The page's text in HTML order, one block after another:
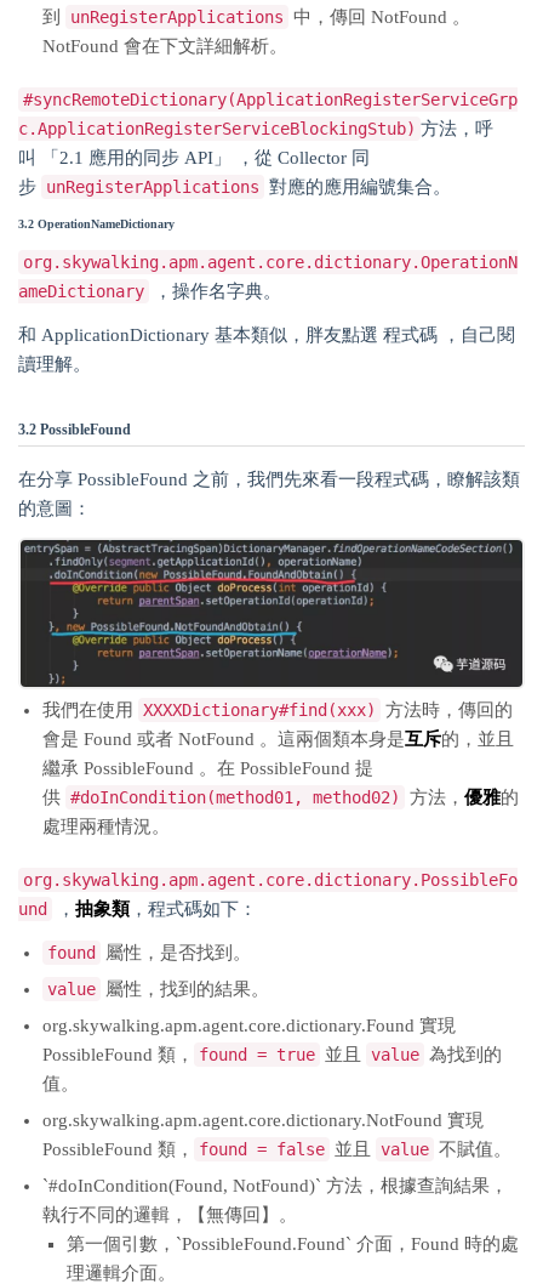
到
unRegisterApplications 中，傳回 NotFound 。
NotFound 會在下文詳細解析。
#syncRemoteDictionary(ApplicationRegisterServiceGrp
c.ApplicationRegisterServiceBlockingStub) 方法，呼
叫 「2.1 應用的同步 API」 ，從 Collector 同
步 unRegisterApplications 對應的應用編號集合。
3.2 OperationNameDictionary
org.skywalking.apm.agent.core.dictionary.OperationN
ameDictionary
，操作名字典。
和 ApplicationDictionary 基本類似，胖友點選 程式碼 ，自己閱
讀理解。
3.2 PossibleFound
在分享 PossibleFound 之前，我們先來看一段程式碼，瞭解該類
的意圖：
我們在使用 XXXXDictionary#find(xxx)
方法時，傳回的
會是 Found 或者 NotFound 。這兩個類本身是互斥的，並且
繼承 PossibleFound 。在 PossibleFound 提
供 #doInCondition(method01, method02) 方法， 優雅的
處理兩種情況。
org.skywalking.apm.agent.core.dictionary.PossibleFo
und
， 抽象類 ，程式碼如下：
found
屬性，是否找到。
value
屬性，找到的結果。
org.skywalking.apm.agent.core.dictionary.Found 實現
PossibleFound 類，
found = true 並且 value 為找到的
值。
org.skywalking.apm.agent.core.dictionary.NotFound 實現
PossibleFound 類，
found = false 並且 value 不賦值。
`#doInCondition(Found, NotFound)` 方法，根據查詢結果，
執行不同的邏輯，【無傳回】。
第一個引數，`PossibleFound.Found` 介面，Found 時的處
理邏輯介面。